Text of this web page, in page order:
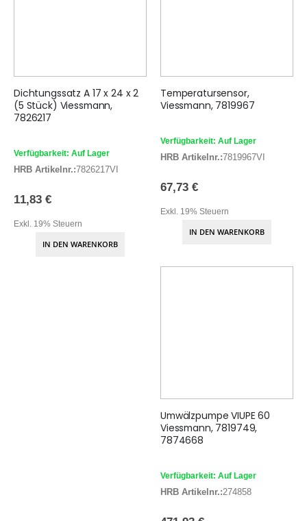
Dichtungssatz A 17 x 24 x 2
(5 Stück) Viessmann,
7826217
Verfügbarkeit: Auf Lager
HRB Artikelnr.:7826217VI
11,83 €
Exkl. 19% Steuern
IN DEN WARENKORB
Temperatursensor,
Viessmann, 7819967
Verfügbarkeit: Auf Lager
HRB Artikelnr.:7819967VI
67,73 €
Exkl. 19% Steuern
IN DEN WARENKORB
Umwälzpumpe VIUPE 60
Viessmann, 7819749,
7874668
Verfügbarkeit: Auf Lager
HRB Artikelnr.:274858